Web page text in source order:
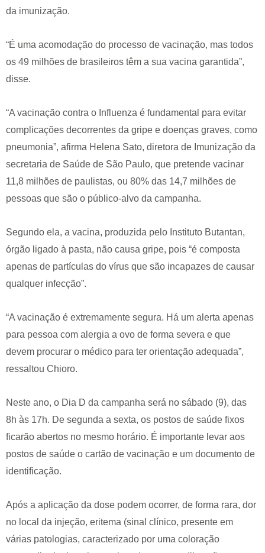
da imunização.
“É uma acomodação do processo de vacinação, mas todos
os 49 milhões de brasileiros têm a sua vacina garantida”,
disse.
“A vacinação contra o Influenza é fundamental para evitar
complicações decorrentes da gripe e doenças graves, como
pneumonia”, afirma Helena Sato, diretora de Imunização da
secretaria de Saúde de São Paulo, que pretende vacinar
11,8 milhões de paulistas, ou 80% das 14,7 milhões de
pessoas que são o público-alvo da campanha.
Segundo ela, a vacina, produzida pelo Instituto Butantan,
órgão ligado à pasta, não causa gripe, pois “é composta
apenas de partículas do vírus que são incapazes de causar
qualquer infecção”.
“A vacinação é extremamente segura. Há um alerta apenas
para pessoa com alergia a ovo de forma severa e que
devem procurar o médico para ter orientação adequada”,
ressaltou Chioro.
Neste ano, o Dia D da campanha será no sábado (9), das
8h às 17h. De segunda a sexta, os postos de saúde fixos
ficarão abertos no mesmo horário. É importante levar aos
postos de saúde o cartão de vacinação e um documento de
identificação.
Após a aplicação da dose podem ocorrer, de forma rara, dor
no local da injeção, eritema (sinal clínico, presente em
várias patologias, caracterizado por uma coloração